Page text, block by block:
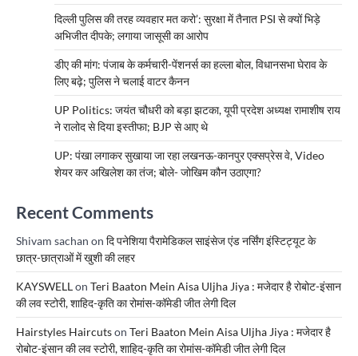
दिल्ली पुलिस की तरह व्यवहार मत करो’: सुरक्षा में तैनात PSI से क्यों भिड़े
अभिजीत दीपके; लगाया जासूसी का आरोप
डीए की मांग: पंजाब के कर्मचारी-पेंशनर्स का हल्ला बोल, विधानसभा घेराव के
लिए बढ़े; पुलिस ने चलाई वाटर कैनन
UP Politics: जयंत चौधरी को बड़ा झटका, यूपी प्रदेश अध्यक्ष रामाशीष राय
ने रालोद से दिया इस्तीफा; BJP से आए थे
UP: पंखा लगाकर सुखाया जा रहा लखनऊ-कानपुर एक्सप्रेस वे, Video
शेयर कर अखिलेश का तंज; बोले- जोखिम कौन उठाएगा?
Recent Comments
Shivam sachan on दि पनेशिया पैरामेडिकल साइंसेज एंड नर्सिंग इंस्टिट्यूट के
छात्र-छात्राओं में खुशी की लहर
KAYSWELLon Teri Baaton Mein Aisa Uljha Jiya : मजेदार है रोबोट-इंसान
की लव स्टोरी, शाहिद-कृति का रोमांस-कॉमेडी जीत लेगी दिल
Hairstyles Haircutson Teri Baaton Mein Aisa Uljha Jiya : मजेदार है
रोबोट-इंसान की लव स्टोरी, शाहिद-कृति का रोमांस-कॉमेडी जीत लेगी दिल